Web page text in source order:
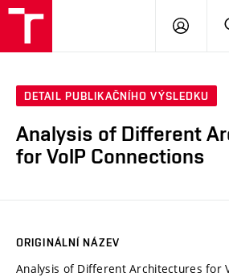
DETAIL PUBLIKAČNÍHO VÝSLEDKU
Analysis of Different
for VoIP Connections
ORIGINÁLNÍ NÁZEV
Analysis of Different Architectures for